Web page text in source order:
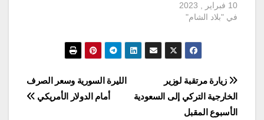
للمساعدة في جهود الإغاثة
من كارثة الزلزال". نص
مراقبة الأصول الأجنبية
التابع لوزارة الخزانة
الخاصة بسوريا اليوم،
وهي رخصة تسمح بـ180
يوما من كافة العمليات…
10 فبراير , 2023
في "بلاد الشام"
تصفّح
المقالات
الليرة السورية وسعر الصرف
أمام الدولار الأمريكي
زيارة مرتقبة لوزير
الخارجية التركي إلى السعودية
الأسبوع المقبل